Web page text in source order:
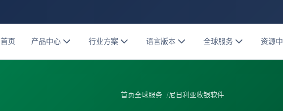
首页 产品中心 行业方案 语言版本 全球服务 资源
首页全球服务 尼日利亚收银软件